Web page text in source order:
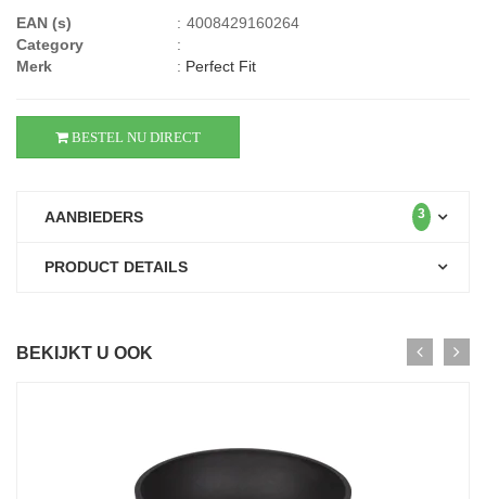
EAN (s)
: 4008429160264
Category
:
Merk
: Perfect Fit
BESTEL NU DIRECT
AANBIEDERS 3
PRODUCT DETAILS
BEKIJKT U OOK